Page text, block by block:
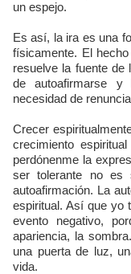
un espejo.
Es así, la ira es una
físicamente. El
resuelve la fuente de
de autoafirmarse
necesidad de
Crecer
crecimiento
perdónenme la
ser tolerante no es
autoafirmación. La
espiritual. Así que yo
evento negativo,
apariencia, la
una puerta de luz,
vida.